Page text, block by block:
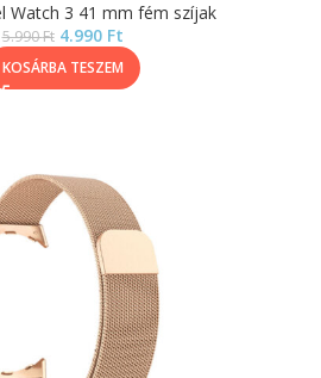
Watch 3 41 mm fém szíjak
5.990Ft 4.990 Ft
KOSÁRBA TESZEM